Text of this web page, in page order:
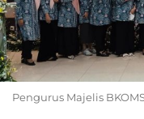
Pengurus Majelis